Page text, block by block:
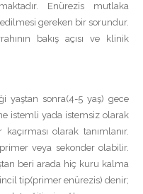
Enürezis mutlaka
gereken bir sorundur.
bakış açısı ve klinik
yaştan sonra(4-5 yaş) gece
istemli yada istemsiz olarak
olarak tanımlanır.
veya sekonder olabilir.
beri arada hiç kuru kalma
tip(primer enürezis) denir;